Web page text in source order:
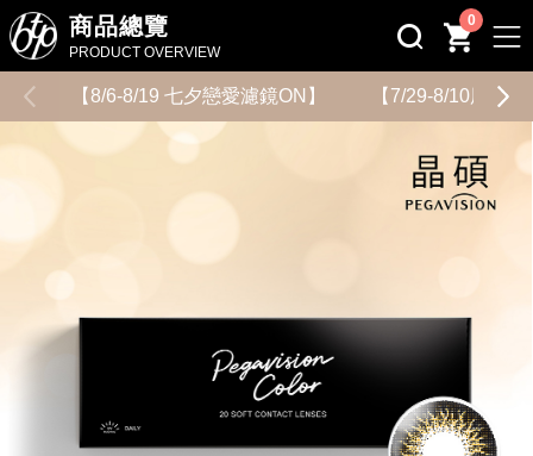
商品總覽
PRODUCT OVERVIEW
0
【8/6-8/19 七夕戀愛濾鏡ON】 【7/29-8/10用健